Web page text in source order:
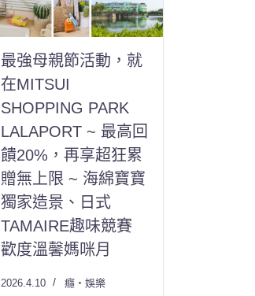
最強母親節活動，就
在MITSUI
SHOPPING PARK
LALAPORT ~ 最高回
饋20%，再享超狂累
贈無上限 ~ 海綿寶寶
獨家造景、日式
TAMAIRE趣味競賽
歡度溫馨媽咪月
2026.4.10 癮・娛樂